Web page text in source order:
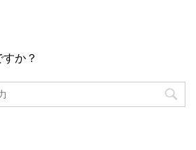
か？